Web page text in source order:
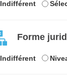
Indifférent
Forme
Indifférent